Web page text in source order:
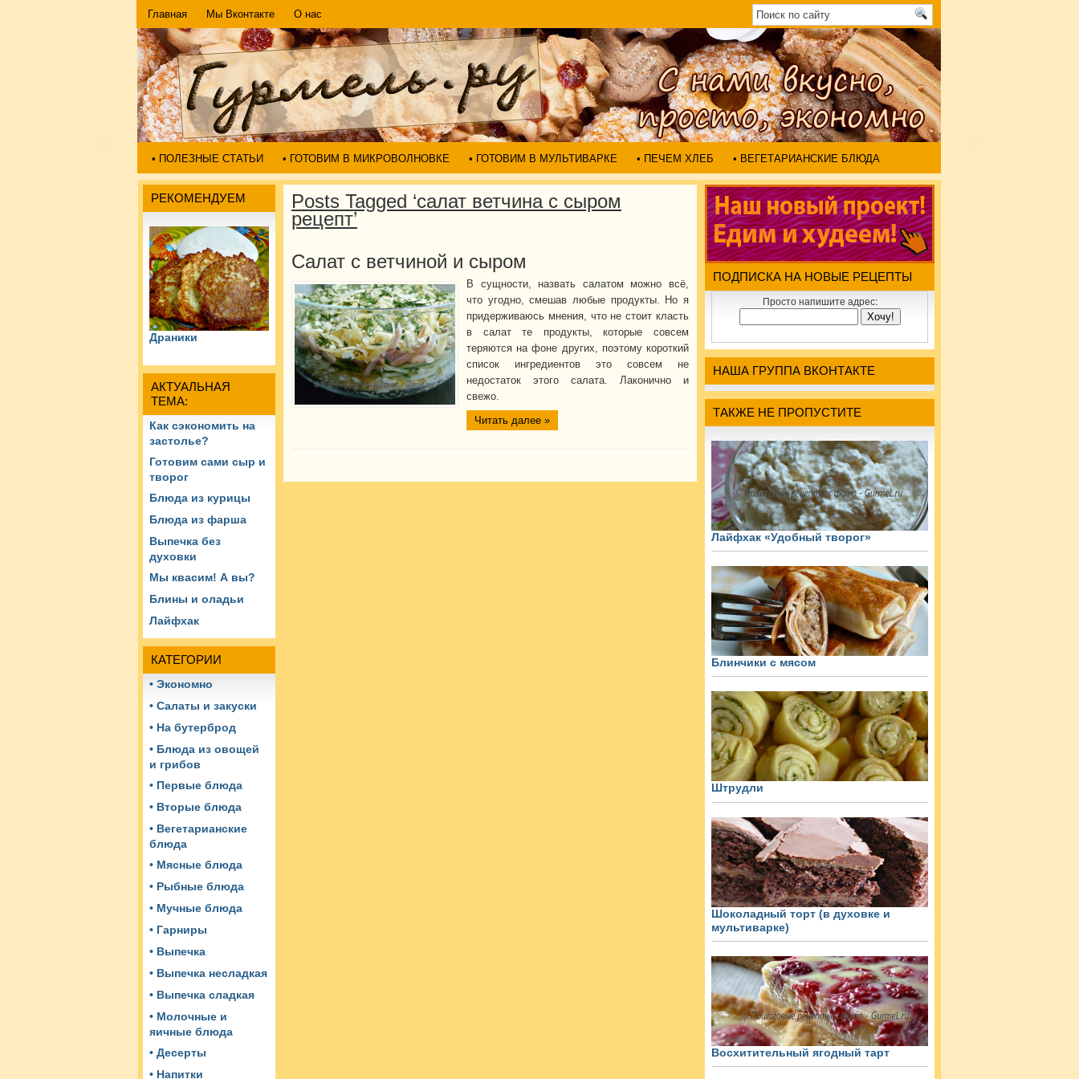
Главная Мы Вконтакте О нас
• ПОЛЕЗНЫЕ СТАТЬИ • ГОТОВИМ В МИКРОВОЛНОВКЕ • ГОТОВИМ В МУЛЬТИВАРКЕ • ПЕЧЕМ ХЛЕБ • ВЕГЕТАРИАНСКИЕ БЛЮДА
РЕКОМЕНДУЕМ
Драники
АКТУАЛЬНАЯ
ТЕМА:
Как сэкономить на
застолье?
Готовим сами сыр и
творог
Блюда из курицы
Блюда из фарша
Выпечка без
духовки
Мы квасим! А вы?
Блины и оладьи
Лайфхак
КАТЕГОРИИ
• Экономно
• Салаты и закуски
• На бутерброд
• Блюда из овощей
и грибов
• Первые блюда
• Вторые блюда
• Вегетарианские
блюда
• Мясные блюда
• Рыбные блюда
• Мучные блюда
• Гарниры
• Выпечка
• Выпечка несладкая
• Выпечка сладкая
• Молочные и
яичные блюда
• Десерты
• Напитки
Posts Tagged ‘салат ветчина с сыром
рецепт’
Салат с ветчиной и сыром
В сущности, назвать салатом можно всё,
что угодно, смешав любые продукты. Но я
придерживаюсь мнения, что не стоит класть
в салат те продукты, которые совсем
теряются на фоне других, поэтому короткий
список ингредиентов это совсем не
недостаток этого салата. Лаконично и
свежо.
Читать далее »
ПОДПИСКА НА НОВЫЕ РЕЦЕПТЫ
Просто напишите адрес:
НАША ГРУППА ВКОНТАКТЕ
ТАКЖЕ НЕ ПРОПУСТИТЕ
Лайфхак «Удобный творог»
Блинчики с мясом
Штрудли
Шоколадный торт (в духовке и
мультиварке)
Восхитительный ягодный тарт